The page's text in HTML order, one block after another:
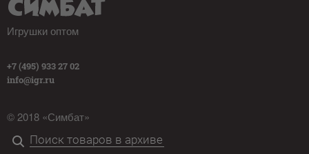
Игрушки оптом
+7 (495) 933 27 02
info@igr.ru
© 2018 «Симбат»